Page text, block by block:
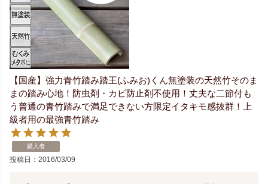
【国産】強力青竹踏み踏王(ふみお)くん無塗装の天然竹そのま
まの踏み心地！防虫剤・カビ防止剤不使用！丈夫な二節付も
う普通の青竹踏みで満足できない方限定イタキモ感抜群！上
級者用の最強青竹踏み
購入者
投稿日 2016/03/09